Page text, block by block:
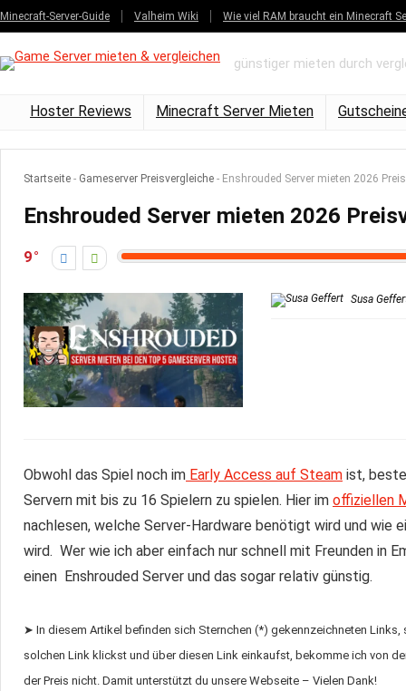
Minecraft-Server-Guide Valheim Wiki Wie viel RAM braucht ein Minecraft
günstiger mieten durch
Hoster Reviews Minecraft Server Mieten
Startseite - Gameserver Preisvergleiche - Enshrouded Server mieten 2026
Enshrouded Server mieten 2026
9
Susa
Obwohl das Spiel noch im Early Access auf Steam ist,
Servern mit bis zu 16 Spielern zu spielen. Hier im offiziellen
nachlesen, welche Server-Hardware benötigt wird und wie
wird. Wer wie ich aber einfach nur schnell mit Freunden in
einen Enshrouded Server und das sogar relativ günstig.
➤ In diesem Artikel befinden sich Sternchen (*) gekennzeichneten
solchen Link klickst und über diesen Link einkaufst, bekomme ich von
der Preis nicht. Damit unterstützt du unsere Webseite – Vielen Dank!